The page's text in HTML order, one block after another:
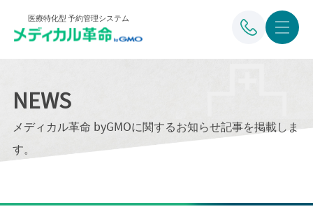
医療特化型 予約管理システム
NEWS
メディカル革命 byGMOに関するお知らせ記事を掲載しま
す。